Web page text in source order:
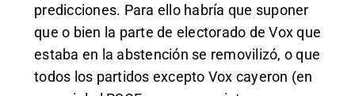
predicciones. Para ello habría que suponer
que o bien la parte de electorado de Vox que
estaba en la abstención se removilizó, o que
todos los partidos excepto Vox cayeron (en